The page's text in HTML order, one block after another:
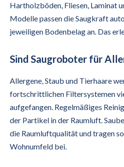
Hartholzböden, Fliesen, Laminat
Modelle passen die Saugkraft
jeweiligen Bodenbelag an. Das
Sind Saugroboter für
Allergene, Staub und Tierhaare
fortschrittlichen Filtersystemen
aufgefangen. Regelmäßiges
der Partikel in der Raumluft.
die Raumluftqualität und tragen
Wohnumfeld bei.